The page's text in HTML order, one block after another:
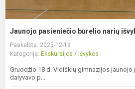
Jaunojo pasieniečio būrelio narių
Paskelbta: 2025-12-19
Kategorija: Ekskursijos / išvykos
Gruodžio 18 d. Vidiškių gimnazijos jaunojo
dalyvavo p...